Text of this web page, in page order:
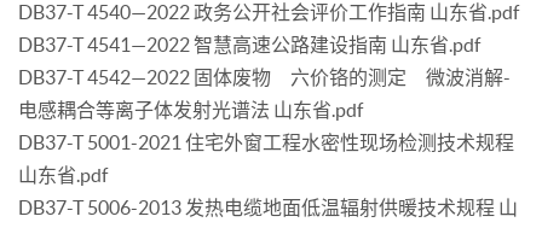
DB37-T 4540—2022 政务公开社会评价工作指南 山东省.pdf
DB37-T 4541—2022 智慧高速公路建设指南 山东省.pdf
DB37-T 4542—2022 固体废物 六价铬的测定 微波消解-
电感耦合等离子体发射光谱法 山东省.pdf
DB37-T 5001-2021 住宅外窗工程水密性现场检测技术规程
山东省.pdf
DB37-T 5006-2013 发热电缆地面低温辐射供暖技术规程 山